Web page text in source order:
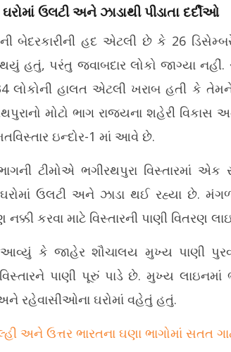
ઘરોમાં ઉલટી અને ઝાડાથી પીડાતા દર્દીઓ
બેદરકારીની હદ એટલી છે કે 26
હતું, પરંતુ જવાબદાર લોકો જાગ્યા નહીં.
લોકોની હાલત એટલી ખરાબ હતી કે
મોટો ભાગ રાજ્યના શહેરી વિકાસ
ઇન્દોર-1 માં આવે છે.
ટીમોએ ભગીરથપુરા વિસ્તારમાં
ઘરોમાં ઉલટી અને ઝાડા થઈ રહ્યા છે.
નક્કી કરવા માટે વિસ્તારની પાણી વિતરણ
કે જાહેર શૌચાલય મુખ્ય પાણી
પાણી પૂરું પાડે છે. મુખ્ય
રહેવાસીઓના ઘરોમાં વહેતું હતું.
અને ઉત્તર ભારતના ઘણા ભાગોમાં સતત